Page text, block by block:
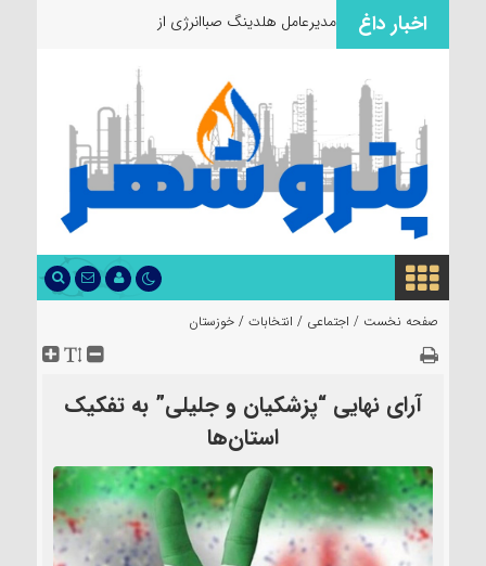
اخبار داغ مدیرعامل هلدینگ صباانرژی از مواکب خدم
صفحه نخست / اجتماعی / انتخابات / خوزستان
آرای نهایی “پزشکیان و جلیلی” به تفکیک
استان‌ها